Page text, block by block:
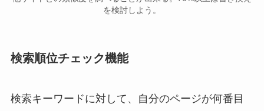
を検討しよう。
検索順位チェック機能
検索キーワードに対して、自分のページが何番目